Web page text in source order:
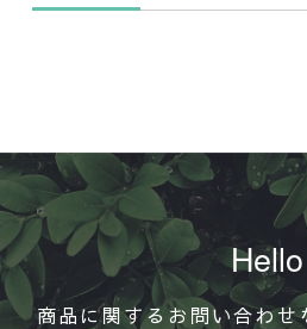
Hello
商品に関するお問い合わ